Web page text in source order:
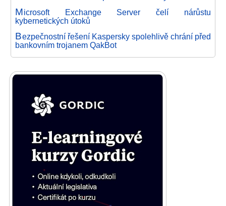
Microsoft Exchange Server čelí nárůstu
kybernetických útoků
Bezpečnostní řešení Kaspersky spolehlivě chrání před
bankovním trojanem QakBot